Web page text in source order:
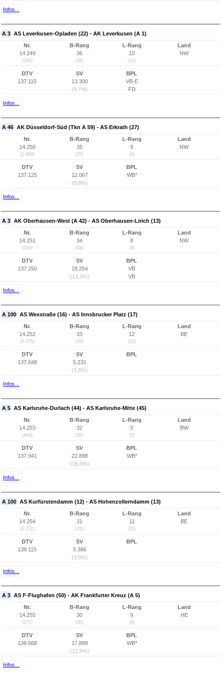
Infos...
A 3 AS Leverkusen-Opladen (22) - AK Leverkusen (A 1)
Nr.
14.249
(240)
B-Rang
36
(36)
L-Rang
10
(10)
Land
NW
DTV
137.115
SV
13.300
(9,7%)
BPL
VB-E
FD
Infos...
A 46 AK Düsseldorf-Süd (Tkn A 59) - AS Erkrath (27)
Nr.
14.250
(1.660)
B-Rang
35
(35)
L-Rang
9
(9)
Land
NW
DTV
137.125
SV
12.067
(8,8%)
BPL
WB*
Infos...
A 3 AK Oberhausen-West (A 42) - AS Oberhausen-Lirich (13)
Nr.
14.251
(230)
B-Rang
34
(34)
L-Rang
8
(8)
Land
NW
DTV
137.250
SV
18.254
(13,3%)
BPL
VB
VB
Infos...
A 100 AS Wexstraße (16) - AS Innsbrucker Platz (17)
Nr.
14.252
(2.375)
B-Rang
33
(33)
L-Rang
12
(12)
Land
BE
DTV
137.648
SV
5.231
(3,8%)
BPL
Infos...
A 5 AS Karlsruhe-Durlach (44) - AS Karlsruhe-Mitte (45)
Nr.
14.253
(493)
B-Rang
32
(32)
L-Rang
5
(5)
Land
BW
DTV
137.941
SV
22.898
(16,6%)
BPL
WB*
Infos...
A 100 AS Kurfürstendamm (12) - AS Hohenzollerndamm (13)
Nr.
14.254
(2.371)
B-Rang
31
(31)
L-Rang
11
(11)
Land
BE
DTV
138.115
SV
5.386
(3,9%)
BPL
Infos...
A 3 AS F-Flughafen (50) - AK Frankfurter Kreuz (A 5)
Nr.
14.255
(271)
B-Rang
30
(30)
L-Rang
9
(9)
Land
HE
DTV
138.668
SV
17.888
(12,9%)
BPL
WB*
Infos...